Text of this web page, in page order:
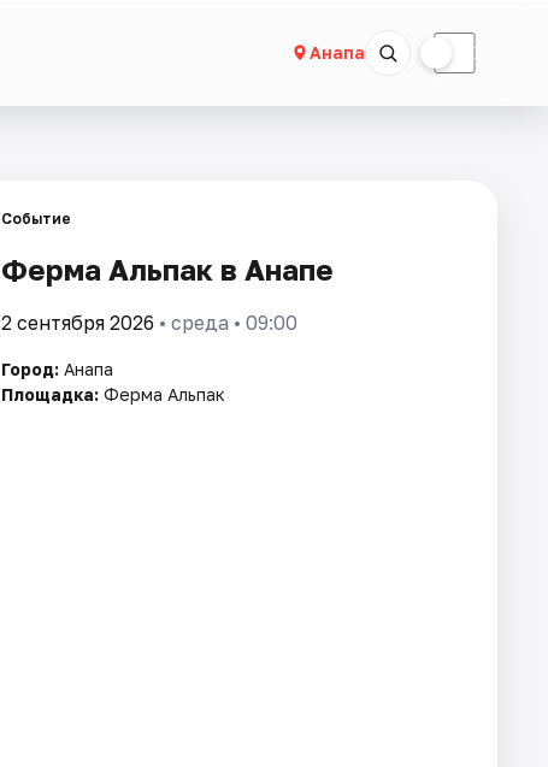
Анапа ☾
Событие
Ферма Альпак в Анапе
2 сентября 2026 • среда • 09:00
Город: Анапа
Площадка: Ферма Альпак